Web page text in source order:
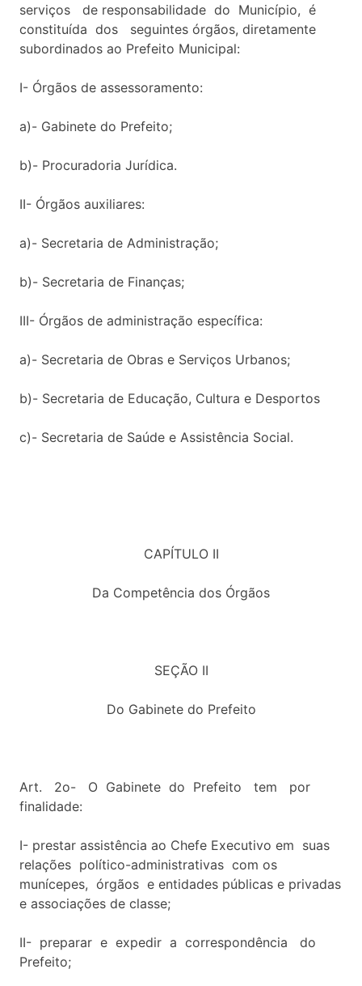
serviços de responsabilidade do Município, é
constituída dos seguintes órgãos, diretamente
subordinados ao Prefeito Municipal:
I- Órgãos de assessoramento:
a)- Gabinete do Prefeito;
b)- Procuradoria Jurídica.
II- Órgãos auxiliares:
a)- Secretaria de Administração;
b)- Secretaria de Finanças;
III- Órgãos de administração específica:
a)- Secretaria de Obras e Serviços Urbanos;
b)- Secretaria de Educação, Cultura e Desportos
c)- Secretaria de Saúde e Assistência Social.
CAPÍTULO II
Da Competência dos Órgãos
SEÇÃO II
Do Gabinete do Prefeito
Art. 2o- O Gabinete do Prefeito tem por
finalidade:
I- prestar assistência ao Chefe Executivo em suas
relações político-administrativas com os
munícepes, órgãos e entidades públicas e privadas
e associações de classe;
II- preparar e expedir a correspondência do
Prefeito;